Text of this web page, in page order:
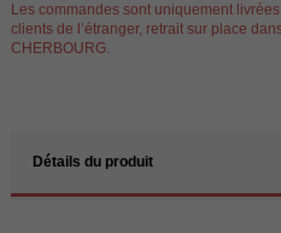
Les commandes sont uniquement
clients de l’étranger, retrait sur place
CHERBOURG.
Détails du produit